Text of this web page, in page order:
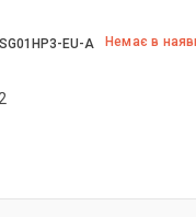
EU-A Немає в